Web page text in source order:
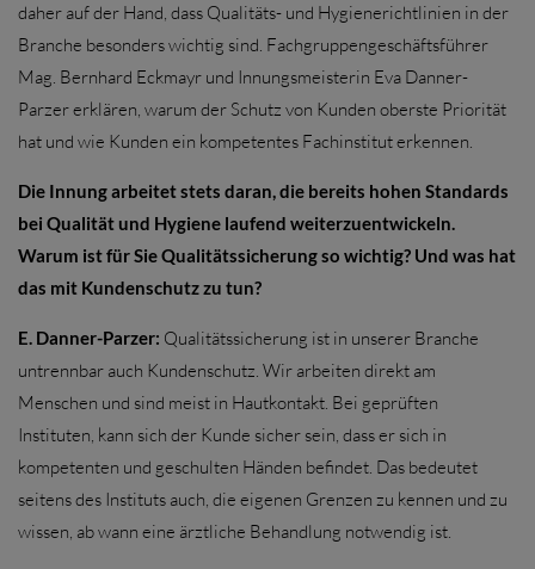
daher auf der Hand, dass Qualitäts- und Hygienerichtlinien in der
Branche besonders wichtig sind. Fachgruppengeschäftsführer
Mag. Bernhard Eckmayr und Innungsmeisterin Eva Danner-
Parzer erklären, warum der Schutz von Kunden oberste Priorität
hat und wie Kunden ein kompetentes Fachinstitut erkennen.
Die Innung arbeitet stets daran, die bereits hohen Standards
bei Qualität und Hygiene laufend weiterzuentwickeln.
Warum ist für Sie Qualitätssicherung so wichtig? Und was hat
das mit Kundenschutz zu tun?
E. Danner-Parzer: Qualitätssicherung ist in unserer Branche
untrennbar auch Kundenschutz. Wir arbeiten direkt am
Menschen und sind meist in Hautkontakt. Bei geprüften
Instituten, kann sich der Kunde sicher sein, dass er sich in
kompetenten und geschulten Händen befindet. Das bedeutet
seitens des Instituts auch, die eigenen Grenzen zu kennen und zu
wissen, ab wann eine ärztliche Behandlung notwendig ist.